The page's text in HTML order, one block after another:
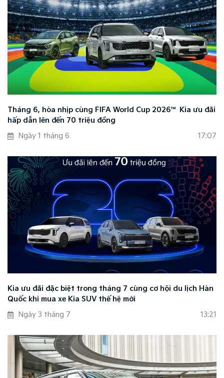
Tháng 6, hòa nhịp cùng FIFA World Cup 2026™ Kia ưu đãi
hấp dẫn lên đến 70 triệu đồng
Ngày 1 tháng 6
17:07
Kia ưu đãi đặc biệt trong tháng 7 cùng cơ hội du lịch Hàn
Quốc khi mua xe Kia SUV thế hệ mới
Ngày 3 tháng 7
13:21